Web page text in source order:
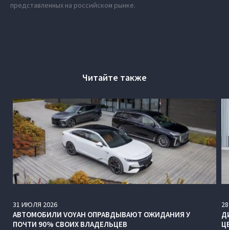
представленных на российском рынке.
Читайте также
31 ИЮЛЯ 2026
АВТОМОБИЛИ VOYAH ОПРАВДЫВАЮТ ОЖИДАНИЯ У
ПОЧТИ 90% СВОИХ ВЛАДЕЛЬЦЕВ
28